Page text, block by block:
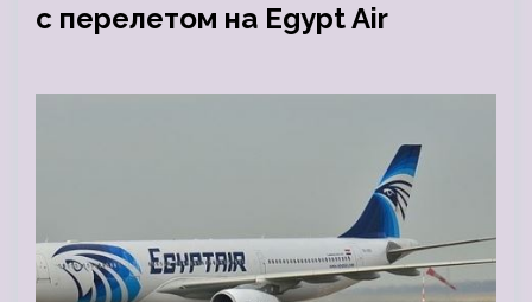
с перелетом на Egypt Air